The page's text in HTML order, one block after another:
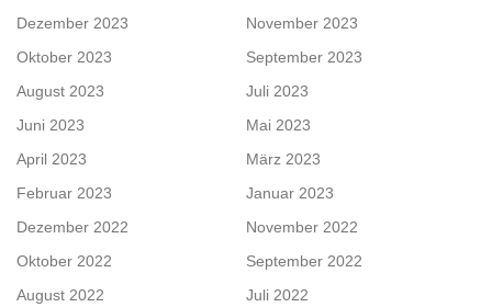
Dezember 2023
November 2023
Oktober 2023
September 2023
August 2023
Juli 2023
Juni 2023
Mai 2023
April 2023
März 2023
Februar 2023
Januar 2023
Dezember 2022
November 2022
Oktober 2022
September 2022
August 2022
Juli 2022